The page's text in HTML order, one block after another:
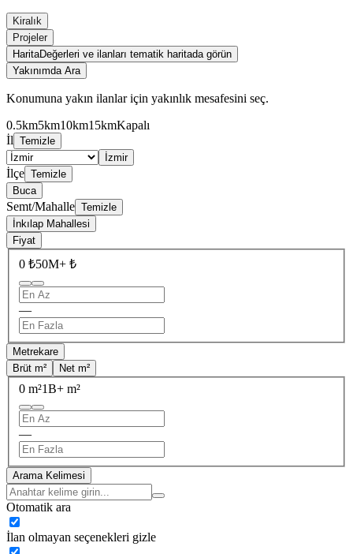
Kiralık
Projeler
HaritaDeğerleri ve ilanları tematik haritada görün
Yakınımda Ara
Konumuna yakın ilanlar için yakınlık mesafesini seç.
0.5km5km10km15kmKapalı
İl Temizle
İzmir
İlçe Temizle
Buca
Semt/Mahalle Temizle
İnkılap Mahallesi
Fiyat
0 ₺50M+ ₺
—
Metrekare
Brüt m²
Net m²
0 m²1B+ m²
—
Arama Kelimesi
Otomatik ara
İlan olmayan seçenekleri gizle